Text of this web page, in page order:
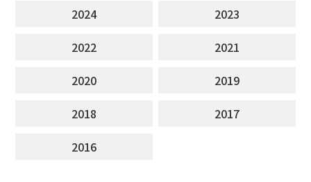
2024
2023
2022
2021
2020
2019
2018
2017
2016